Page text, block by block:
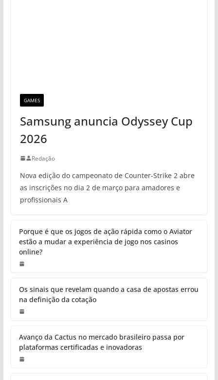
GAMES
Samsung anuncia Odyssey Cup
2026
Redação
Nova edição do campeonato de Counter-Strike 2 abre
as inscrições no dia 2 de março para amadores e
profissionais A
Porque é que os jogos de ação rápida como o Aviator
estão a mudar a experiência de jogo nos casinos
online?
Os sinais que revelam quando a casa de apostas errou
na definição da cotação
Avanço da Cactus no mercado brasileiro passa por
plataformas certificadas e inovadoras